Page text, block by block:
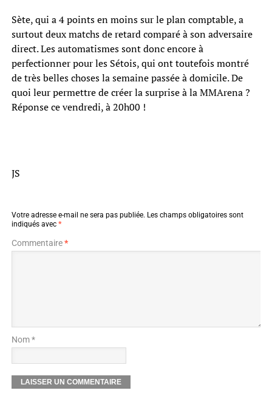
Sète, qui a 4 points en moins sur le plan comptable, a
surtout deux matchs de retard comparé à son adversaire
direct. Les automatismes sont donc encore à
perfectionner pour les Sétois, qui ont toutefois montré
de très belles choses la semaine passée à domicile. De
quoi leur permettre de créer la surprise à la MMArena ?
Réponse ce vendredi, à 20h00 !
JS
Votre adresse e-mail ne sera pas publiée. Les champs obligatoires sont
indiqués avec *
Commentaire*
Nom *